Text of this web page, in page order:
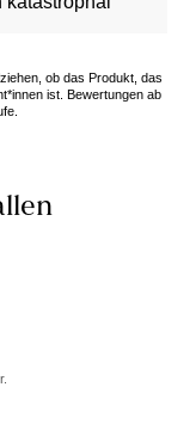
ob das Produkt, das
ist. Bewertungen ab